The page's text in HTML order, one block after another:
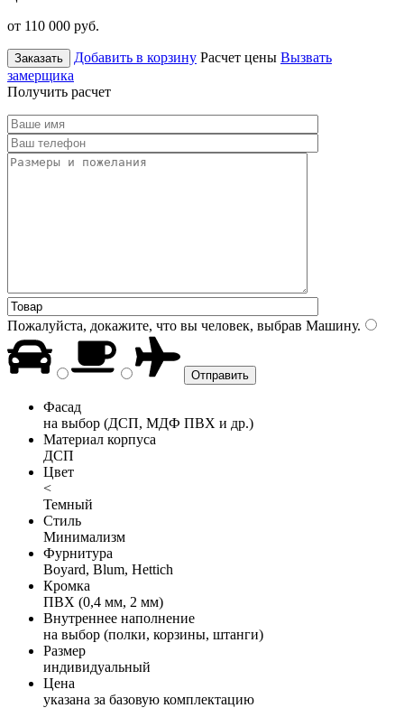
от 110 000 руб.
Заказать Добавить в корзину Расчет цены Вызвать
замерщика
Получить расчет
Пожалуйста, докажите, что вы человек, выбрав Машину.
Фасад
на выбор (ДСП, МДФ ПВХ и др.)
Материал корпуса
ДСП
Цвет
<
Темный
Стиль
Минимализм
Фурнитура
Boyard, Blum, Hettich
Кромка
ПВХ (0,4 мм, 2 мм)
Внутреннее наполнение
на выбор (полки, корзины, штанги)
Размер
индивидуальный
Цена
указана за базовую комплектацию